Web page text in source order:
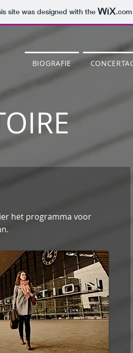
site was designed with the .com
BIOGRAFIE
het programma voor